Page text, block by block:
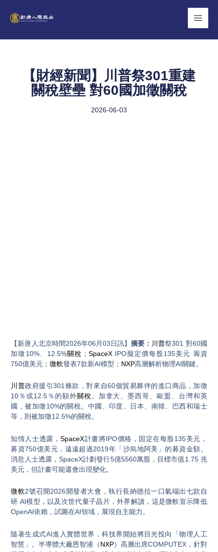
【財經新聞】川普祭301重建
關稅壁壘 對60國加徵關稅
2026-06-03
【新唐人北京時間2026年06月03日訊】摘要： 川普祭301 對60國
加徵10%、12.5%關稅 ； SpaceXIPO擬定價每股135美元 籌資
750億美元；微軟發表7款新AI模型； NXP高層解析物理AI關鍵。
川普政府援引301條款，對來自60個貿易夥伴的進口商品，加徵
10％或12.5％的額外關稅。加拿大、墨西哥、歐盟、台灣和英
國，被加徵10%的關稅。中國、印度、日本、南韓、巴西和瑞士
等，則被加徵12.5%的關稅。
知情人士透露，SpaceX計畫將IPO價格，固定在每股135美元，
募資750億美元，遠遠超過2019年「沙烏地阿美」的募資金額。
消息人士透露，SpaceX計劃發行5億5560萬股，目標市值1.75 兆
美元，但計畫可能還會出現變化。
微軟2號召開2026開發者大會，執行長納德拉一口氣端出七款自
研 AI模型，以及次世代量子晶片，外界解讀，這是微軟宣示降低
OpenAI依賴，試圖在AI領域，展現自主能力。
隨著生成式AI進入實體世界，科技界開始將目光投向「物理人工
智慧」。半導體大廠恩智浦（NXP）高層出席COMPUTEX，針對